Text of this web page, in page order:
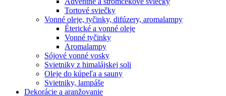
Tortové sviečky
Vonné oleje, tyčinky, difúzery, aromalampy
Éterické a vonné oleje
Vonné tyčinky
Aromalampy
Sójové vonné vosky
Svietniky z himalájskej soli
Oleje do kúpeľa a sauny
Svietniky, lampáše
Dekorácie a aranžovanie